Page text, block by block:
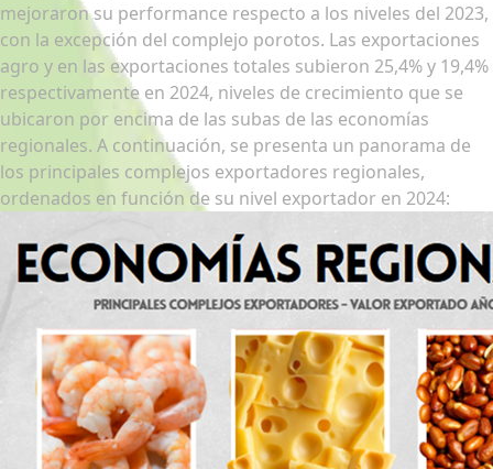
mejoraron su performance respecto a los niveles del 2023,
con la excepción del complejo porotos. Las exportaciones
agro y en las exportaciones totales subieron 25,4% y 19,4%
respectivamente en 2024, niveles de crecimiento que se
ubicaron por encima de las subas de las economías
regionales. A continuación, se presenta un panorama de
los principales complejos exportadores regionales,
ordenados en función de su nivel exportador en 2024: